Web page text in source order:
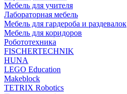
Мебель для учителя
Лабораторная мебель
Мебель для гардероба и раздевалок
Мебель для коридоров
Робототехника
FISCHERTECHNIK
HUNA
LEGO Education
Makeblock
TETRIX Robotics